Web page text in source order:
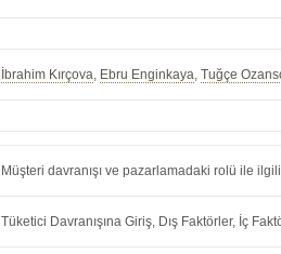
İbrahim Kırçova, Ebru Enginkaya,Tuğçe
Müşteri davranışı ve pazarlamadaki rolü ile
Tüketici Davranışına Giriş, Dış Faktörler, İç